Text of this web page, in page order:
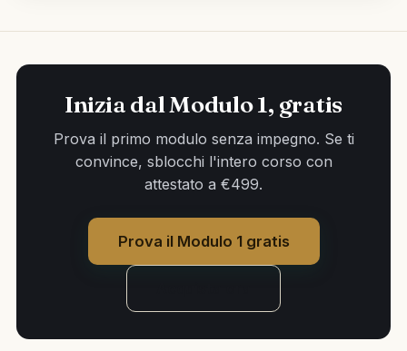
Inizia dal Modulo 1, gratis
Prova il primo modulo senza impegno. Se ti
convince, sblocchi l'intero corso con
attestato a €499.
Prova il Modulo 1 gratis